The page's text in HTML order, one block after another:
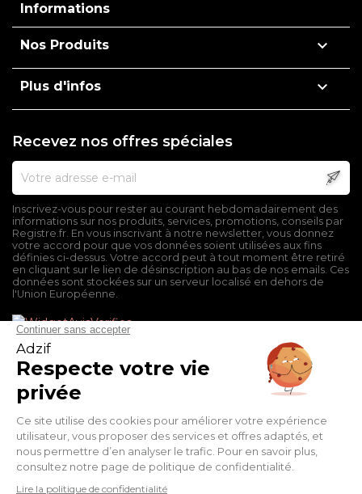
Informations
Nos Produits 
Plus d'infos 
Recevez nos offres spéciales
Inscrivez-vous pour rester au courant hebdomadairement des
informations sur nos produits, services, promotions, conseils par
Registre.fr. En vous inscrivant à notre newsletter, vous donnez
votre accord pour que vos données soient utilisées aux fins
définies ci-dessus. Votre accord peut à tout moment être retiré
en cliquant sur le lien de désinscription au bas de nos emails. Ces
données sont stockées sur un serveur localisé en dehors de
l'Union Européenne.
Conditions générales de vente
Politique de confidentialité